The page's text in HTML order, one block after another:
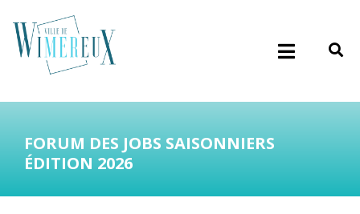
FORUM DES JOBS SAISONNIERS
ÉDITION 2026